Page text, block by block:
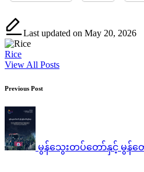
Last updated on May 20, 2026
Rice
View All Posts
Post
navigation
Previous Post
မွန်သွေးတပ်တော်နှင့် မွန်တ